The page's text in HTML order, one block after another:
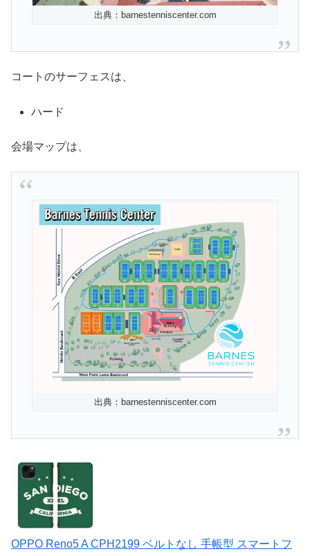
出典：barnestenniscenter.com
コートのサーフェスは、
ハード
会場マップは、
出典：barnestenniscenter.com
OPPO Reno5 A CPH2199 ベルトなし 手帳型 スマートフ